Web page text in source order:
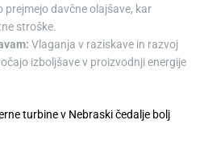
prejmejo davčne olajšave, kar
stroške.
Vlaganja v raziskave in razvoj
izboljšave v proizvodnji energije
turbine v Nebraski čedalje bolj